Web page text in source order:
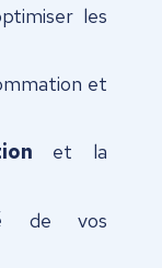
les
et
et la
de vos